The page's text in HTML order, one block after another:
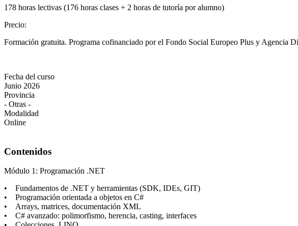
178 horas lectivas (176 horas clases + 2 horas de tutoría por alumno)
Precio:
Formación gratuita. Programa cofinanciado por el Fondo Social Europeo Plus y Agencia
Fecha del curso
Junio 2026
Provincia
- Otras -
Modalidad
Online
Contenidos
Módulo 1: Programación .NET
• Fundamentos de .NET y herramientas (SDK, IDEs, GIT)
• Programación orientada a objetos en C#
• Arrays, matrices, documentación XML
• C# avanzado: polimorfismo, herencia, casting, interfaces